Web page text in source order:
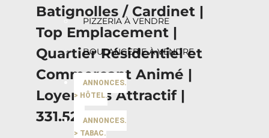
PIZZERIA À VENDRE
BOULANGERIE À VENDRE
ANNONCES.
> HÔTEL.
ANNONCES.
> TABAC.
Batignolles / Cardinet |
Top Emplacement |
Quartier Résidentiel et
Commerçant Animé |
Loyer Très Attractif |
331.527€ |